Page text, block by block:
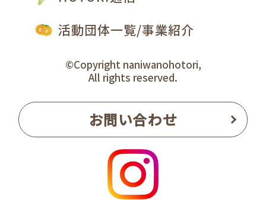
活動団体一覧/事業紹介
©Copyright naniwanohotori,
All rights reserved.
お問い合わせ